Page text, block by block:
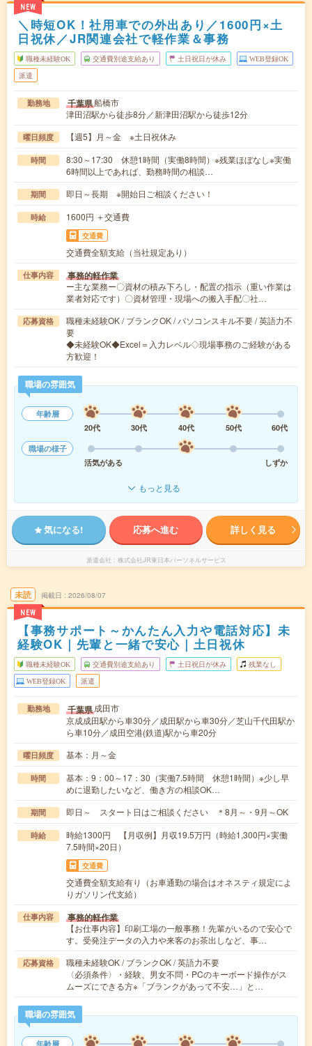
NEW
＼時短OK！社用車での外出あり／1600円×土
日祝休／JR関連会社で軽作業＆事務
職種未経験OK 交通費別途支給あり 土日祝日が休み WEB登録OK
派遣
勤務地 千葉県船橋市
津田沼駅から徒歩8分／新津田沼駅から徒歩12分
曜日頻度 【週5】月～金 ※土日祝休み
時間
8:30～17:30 休憩1時間（実働8時間）※残業ほぼなし※実働
6時間以上であれば、勤務時間の相談…
期間 即日～長期 ※開始日ご相談ください！
時給 1600円 ＋交通費
交通費
交通費全額支給（当社規定あり）
仕事内容 事務的軽作業
ー主な業務ー〇資材の積み下ろし・配置の指示（重い作業は
業者対応です）〇資材管理・現場への搬入手配〇社…
応募資格
職種未経験OK / ブランクOK / パソコンスキル不要 / 英語力不
要
◆未経験OK◆Excel＝入力レベル◇現場事務のご経験がある
方歓迎！
職場の雰囲気
年齢層
20代
30代 40代 50代
60代
職場の様子
活気がある
しずか
もっと見る
気になる! 応募へ進む 詳しく見る
派遣会社 株式会社JR東日本パーソネルサービス
未読
NEW
掲載日 2026/08/07
【事務サポート～かんたん入力や電話対応】未
経験OK｜先輩と一緒で安心｜土日祝休
職種未経験OK 交通費別途支給あり 土日祝日が休み 残業なし
WEB登録OK 派遣
勤務地 千葉県成田市
京成成田駅から車30分／成田駅から車30分／芝山千代田駅か
ら車10分／成田空港(鉄道)駅から車20分
曜日頻度 基本：月～金
時間
基本：9：00～17：30（実働7.5時間 休憩1時間）※少し早
めに退勤したいなど、働き方の相談OK…
期間 即日～ スタート日はご相談ください ＊8月～・9月～OK
時給
時給1300円 【月収例】月収19.5万円（時給1,300円×実働
7.5時間×20日）
交通費
交通費全額支給有り（お車通勤の場合はオネスティ規定によ
りガソリン代支給）
仕事内容 事務的軽作業
【お仕事内容】印刷工場の一般事務！先輩がいるので安心で
す。受発注データの入力や来客のお茶出しなど、事…
応募資格
職種未経験OK / ブランクOK / 英語力不要
〈必須条件〉・経験、男女不問・PCのキーボード操作がス
ムーズにできる方※「ブランクがあって不安…」と…
職場の雰囲気
年齢層